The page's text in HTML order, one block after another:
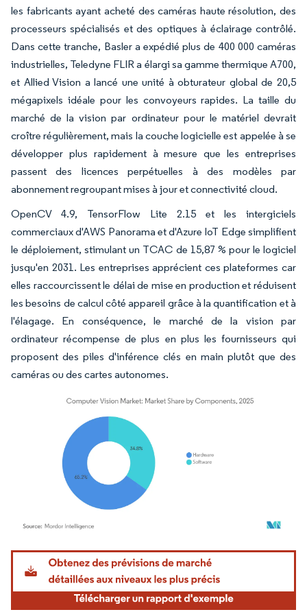
les fabricants ayant acheté des caméras haute résolution, des
processeurs spécialisés et des optiques à éclairage contrôlé.
Dans cette tranche, Basler a expédié plus de 400 000 caméras
industrielles, Teledyne FLIR a élargi sa gamme thermique A700,
et Allied Vision a lancé une unité à obturateur global de 20,5
mégapixels idéale pour les convoyeurs rapides. La taille du
marché de la vision par ordinateur pour le matériel devrait
croître régulièrement, mais la couche logicielle est appelée à se
développer plus rapidement à mesure que les entreprises
passent des licences perpétuelles à des modèles par
abonnement regroupant mises à jour et connectivité cloud.
OpenCV 4.9, TensorFlow Lite 2.15 et les intergiciels
commerciaux d'AWS Panorama et d'Azure IoT Edge simplifient
le déploiement, stimulant un TCAC de 15,87 % pour le logiciel
jusqu'en 2031. Les entreprises apprécient ces plateformes car
elles raccourcissent le délai de mise en production et réduisent
les besoins de calcul côté appareil grâce à la quantification et à
l'élagage. En conséquence, le marché de la vision par
ordinateur récompense de plus en plus les fournisseurs qui
proposent des piles d'inférence clés en main plutôt que des
caméras ou des cartes autonomes.
Image © Mordor Intelligence. La réutilisation nécessite une attribution sous CC BY